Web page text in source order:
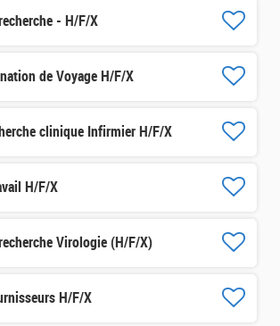
- H/F/X
de Voyage H/F/X
clinique Infirmier H/F/X
H/F/X
Virologie (H/F/X)
H/F/X